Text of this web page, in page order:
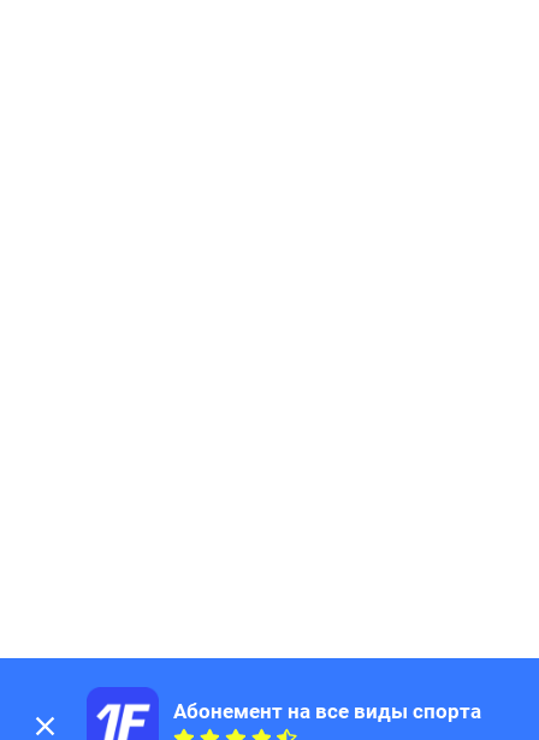
Абонемент на все виды спорта